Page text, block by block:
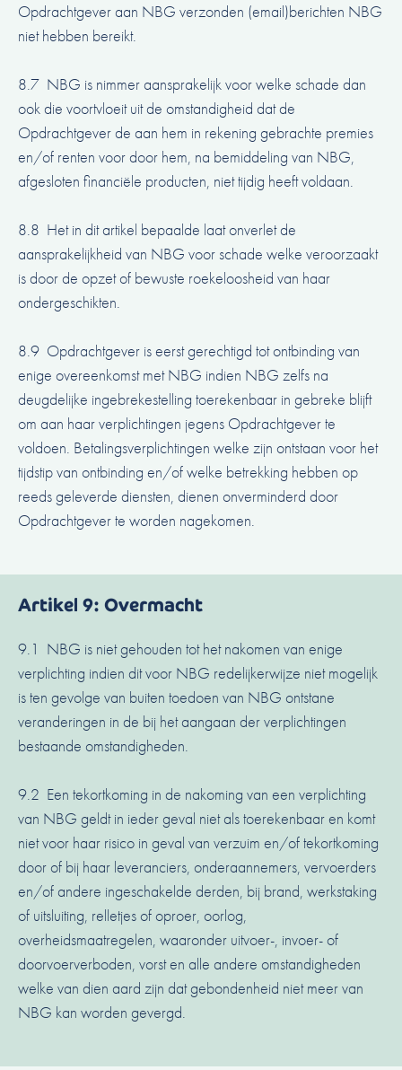
Opdrachtgever aan NBG verzonden (email)berichten NBG
niet hebben bereikt.
8.7 NBG is nimmer aansprakelijk voor welke schade dan
ook die voortvloeit uit de omstandigheid dat de
Opdrachtgever de aan hem in rekening gebrachte premies
en/of renten voor door hem, na bemiddeling van NBG,
afgesloten financiële producten, niet tijdig heeft voldaan.
8.8 Het in dit artikel bepaalde laat onverlet de
aansprakelijkheid van NBG voor schade welke veroorzaakt
is door de opzet of bewuste roekeloosheid van haar
ondergeschikten.
8.9 Opdrachtgever is eerst gerechtigd tot ontbinding van
enige overeenkomst met NBG indien NBG zelfs na
deugdelijke ingebrekestelling toerekenbaar in gebreke blijft
om aan haar verplichtingen jegens Opdrachtgever te
voldoen. Betalingsverplichtingen welke zijn ontstaan voor het
tijdstip van ontbinding en/of welke betrekking hebben op
reeds geleverde diensten, dienen onverminderd door
Opdrachtgever te worden nagekomen.
Artikel 9: Overmacht
9.1 NBG is niet gehouden tot het nakomen van enige
verplichting indien dit voor NBG redelijkerwijze niet mogelijk
is ten gevolge van buiten toedoen van NBG ontstane
veranderingen in de bij het aangaan der verplichtingen
bestaande omstandigheden.
9.2 Een tekortkoming in de nakoming van een verplichting
van NBG geldt in ieder geval niet als toerekenbaar en komt
niet voor haar risico in geval van verzuim en/of tekortkoming
door of bij haar leveranciers, onderaannemers, vervoerders
en/of andere ingeschakelde derden, bij brand, werkstaking
of uitsluiting, relletjes of oproer, oorlog,
overheidsmaatregelen, waaronder uitvoer-, invoer- of
doorvoerverboden, vorst en alle andere omstandigheden
welke van dien aard zijn dat gebondenheid niet meer van
NBG kan worden gevergd.